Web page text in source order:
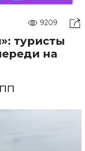
9209
туристы
на